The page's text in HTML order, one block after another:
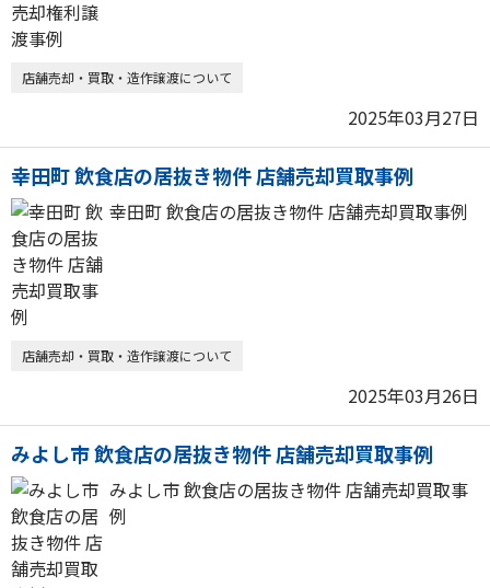
店舗売却・買取・造作譲渡について
2025年03月27日
幸田町 飲食店の居抜き物件 店舗売却買取事例
幸田町 飲食店の居抜き物件 店舗売却買取事例
店舗売却・買取・造作譲渡について
2025年03月26日
みよし市 飲食店の居抜き物件 店舗売却買取事例
みよし市 飲食店の居抜き物件 店舗売却買取事
例